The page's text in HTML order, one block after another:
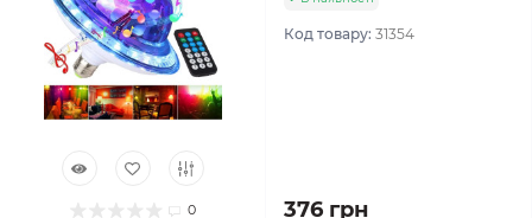
0
Код товару: 31354
376 грн